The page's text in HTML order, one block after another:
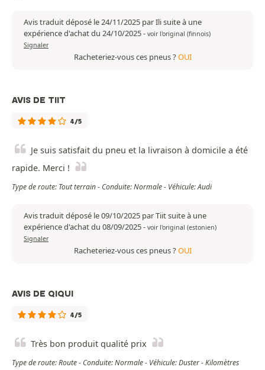
Avis traduit déposé le 24/11/2025 par Ili suite à une
expérience d'achat du 24/10/2025- voir l'original (finnois)
Signaler
Racheteriez-vous ces pneus ?OUI
AVIS DE TIIT
4/5
Je suis satisfait du pneu et la livraison à domicile a été
rapide. Merci !
Type de route: Tout terrain - Conduite: Normale - Véhicule: Audi
Avis traduit déposé le 09/10/2025 par Tiit suite à une
expérience d'achat du 08/09/2025- voir l'original (estonien)
Signaler
Racheteriez-vous ces pneus ?OUI
AVIS DE QIQUI
4/5
Très bon produit qualité prix
Type de route: Route - Conduite: Normale - Véhicule: Duster - Kilomètres